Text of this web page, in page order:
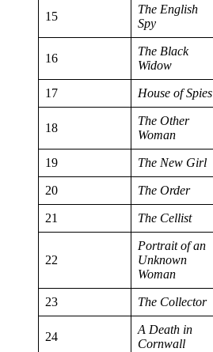
15
The English
Spy
16
The Black
Widow
17 House of Spies
18
The Other
Woman
19 The New Girl
20 The Order
21 The Cellist
22
Portrait of an
Unknown
Woman
23 The Collector
24
A Death in
Cornwall